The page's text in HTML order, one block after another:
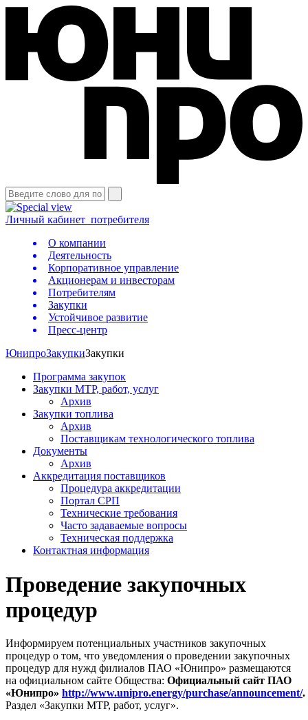
Личный кабинет потребителя
О компании
Деятельность
Корпоративное управление
Акционерам и инвесторам
Потребителям
Закупки
Устойчивое развитие
Пресс-центр
ЮнипроЗакупкиЗакупки
Программа закупок
Закупки МТР, работ, услуг
Архив
Закупки топлива
Архив
Поставщикам технологического топлива
Документы
Архив
Аккредитация поставщиков
Процедура аккредитации
Портал СРП
Технические требования
Часто задаваемые вопросы
Техническая поддержка
Контактная информация
Проведение закупочных
процедур
Информируем потенциальных участников закупочных
процедур о том, что уведомления о проведении закупочных
процедур для нужд филиалов ПАО «Юнипро» размещаются
на официальном сайте Общества: Официальный сайт ПАО
«Юнипро» http://www.unipro.energy/purchase/announcement/.
Раздел «Закупки МТР, работ, услуг».